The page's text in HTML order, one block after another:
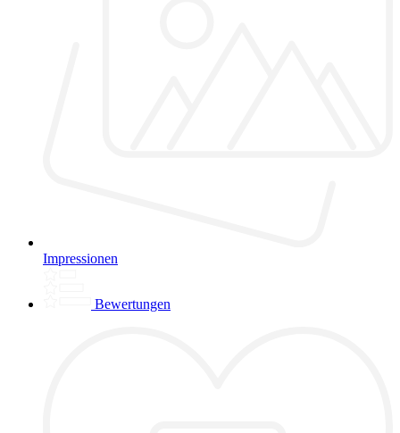
Impressionen
Bewertungen